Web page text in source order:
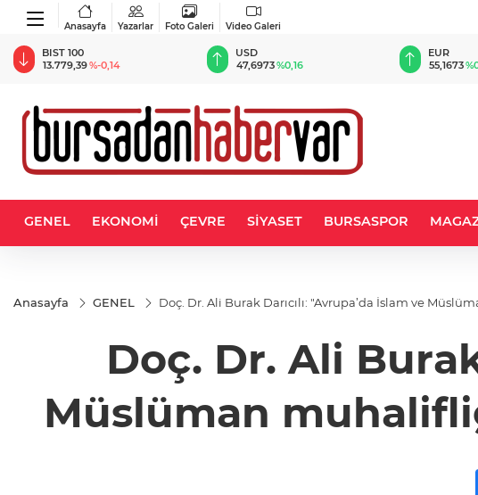
Anasayfa Yazarlar Foto Galeri Video Galeri
BIST 100
13.779,39%-0,14
USD
47,6973%0,16
EUR
55,1673
GENEL EKONOMİ ÇEVRE SİYASET BURSASPOR
Anasayfa GENEL Doç. Dr. Ali Burak Darıcılı: "Avrupa’da İslam ve
Doç. Dr. Ali
Müslüman